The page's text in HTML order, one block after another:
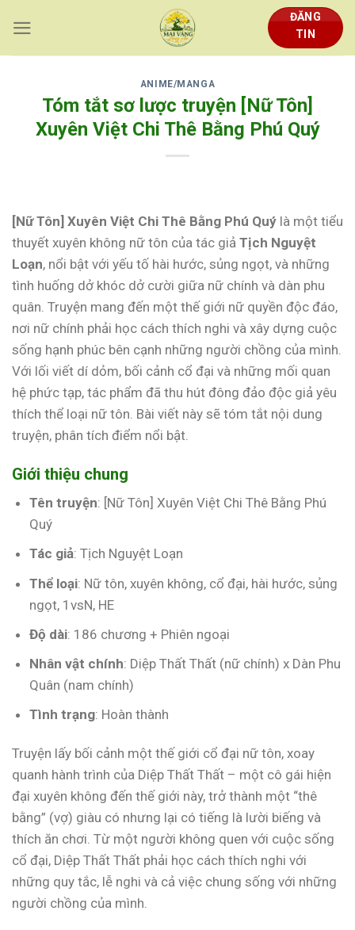
content
ĐĂNG
TIN
ANIME/MANGA
Tóm tắt sơ lược truyện [Nữ Tôn]
Xuyên Việt Chi Thê Bằng Phú Quý
[Nữ Tôn] Xuyên Việt Chi Thê Bằng Phú Quý là một tiểu
thuyết xuyên không nữ tôn của tác giả Tịch Nguyệt
Loạn, nổi bật với yếu tố hài hước, sủng ngọt, và những
tình huống dở khóc dở cười giữa nữ chính và dàn phu
quân. Truyện mang đến một thế giới nữ quyền độc đáo,
nơi nữ chính phải học cách thích nghi và xây dựng cuộc
sống hạnh phúc bên cạnh những người chồng của mình.
Với lối viết dí dỏm, bối cảnh cổ đại và những mối quan
hệ phức tạp, tác phẩm đã thu hút đông đảo độc giả yêu
thích thể loại nữ tôn. Bài viết này sẽ tóm tắt nội dung
truyện, phân tích điểm nổi bật.
Giới thiệu chung
Tên truyện: [Nữ Tôn] Xuyên Việt Chi Thê Bằng Phú
Quý
Tác giả: Tịch Nguyệt Loạn
Thể loại: Nữ tôn, xuyên không, cổ đại, hài hước, sủng
ngọt, 1vsN, HE
Độ dài: 186 chương + Phiên ngoại
Nhân vật chính: Diệp Thất Thất (nữ chính) x Dàn Phu
Quân (nam chính)
Tình trạng: Hoàn thành
Truyện lấy bối cảnh một thế giới cổ đại nữ tôn, xoay
quanh hành trình của Diệp Thất Thất – một cô gái hiện
đại xuyên không đến thế giới này, trở thành một “thê
bằng” (vợ) giàu có nhưng lại có tiếng là lười biếng và
thích ăn chơi. Từ một người không quen với cuộc sống
cổ đại, Diệp Thất Thất phải học cách thích nghi với
những quy tắc, lễ nghi và cả việc chung sống với những
người chồng của mình.